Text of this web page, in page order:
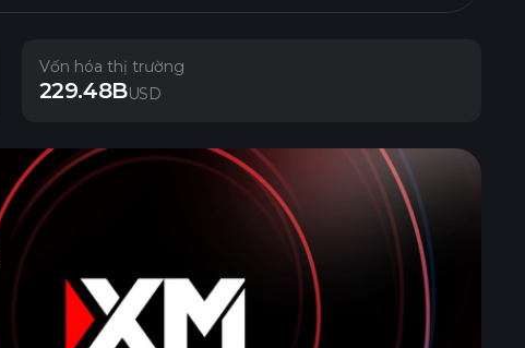
Vốn hóa thị trường
229.48BUSD